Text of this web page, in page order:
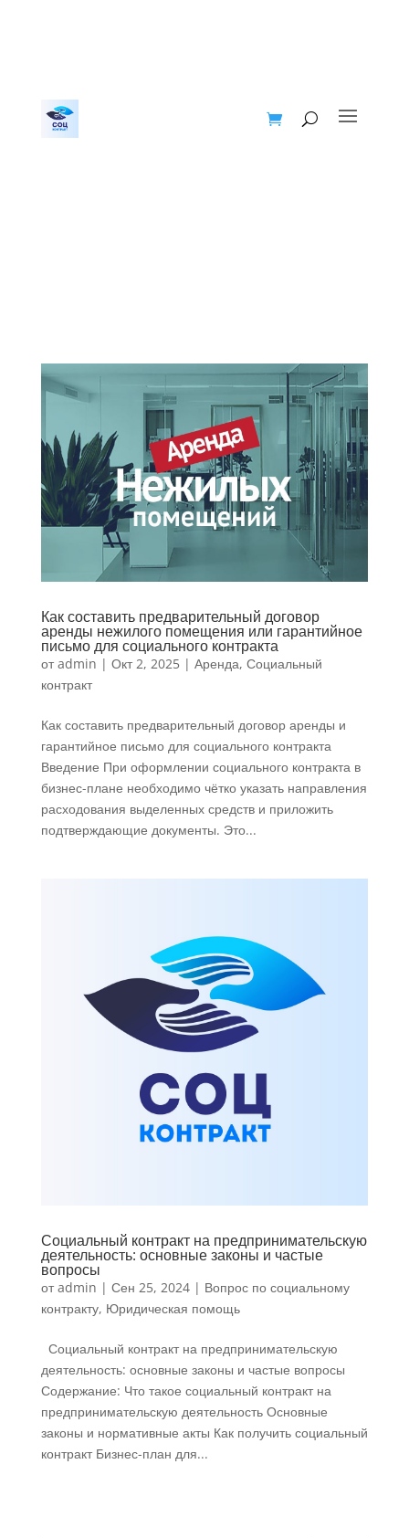
Как составить предварительный договор
аренды нежилого помещения или гарантийное
письмо для социального контракта
отadmin | Окт 2, 2025| Аренда, Социальный
контракт
Как составить предварительный договор аренды и
гарантийное письмо для социального контракта
Введение При оформлении социального контракта в
бизнес-плане необходимо чётко указать направления
расходования выделенных средств и приложить
подтверждающие документы. Это...
Социальный контракт на предпринимательскую
деятельность: основные законы и частые
вопросы
отadmin | Сен 25, 2024| Вопрос по социальному
контракту, Юридическая помощь
Социальный контракт на предпринимательскую
деятельность: основные законы и частые вопросы
Содержание: Что такое социальный контракт на
предпринимательскую деятельность Основные
законы и нормативные акты Как получить социальный
контракт Бизнес-план для...